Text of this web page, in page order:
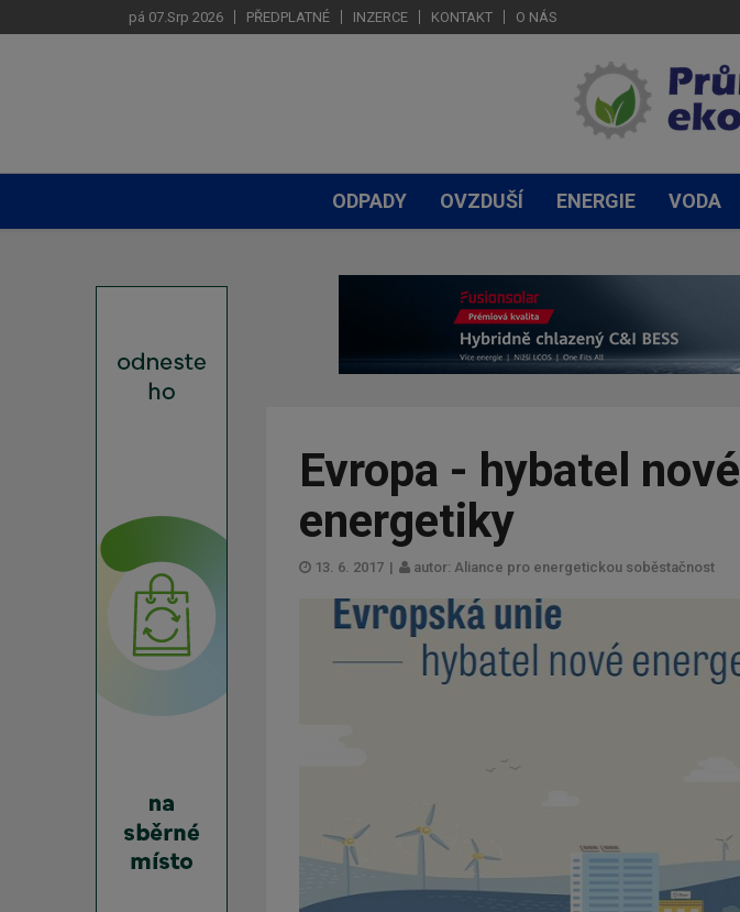
pá 07.Srp 2026 PŘEDPLATNÉ INZERCE KONTAKT O NÁS
ODPADY OVZDUŠÍ ENERGIE VODA
Evropa - hybatel nové
energetiky
13. 6. 2017 | autor: Aliance pro energetickou soběstačnost